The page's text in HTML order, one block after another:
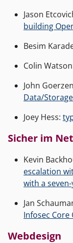
Jason
building
Besim
Colin
John
Data/
Joey Hess:
Sicher im
Kevin
escalation
with a
Jan
Infosec Core
Webdesign